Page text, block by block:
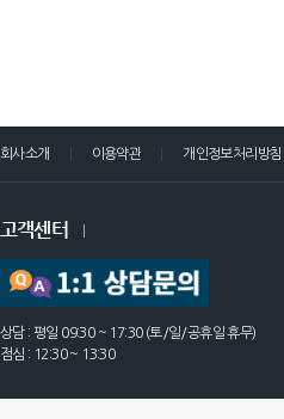
회사소개 이용약관 개인정보처리방침
고객센터
상담 : 평일 09:30 ~ 17:30 (토/일/공휴일 휴무)
점심 : 12:30 ~ 13:30